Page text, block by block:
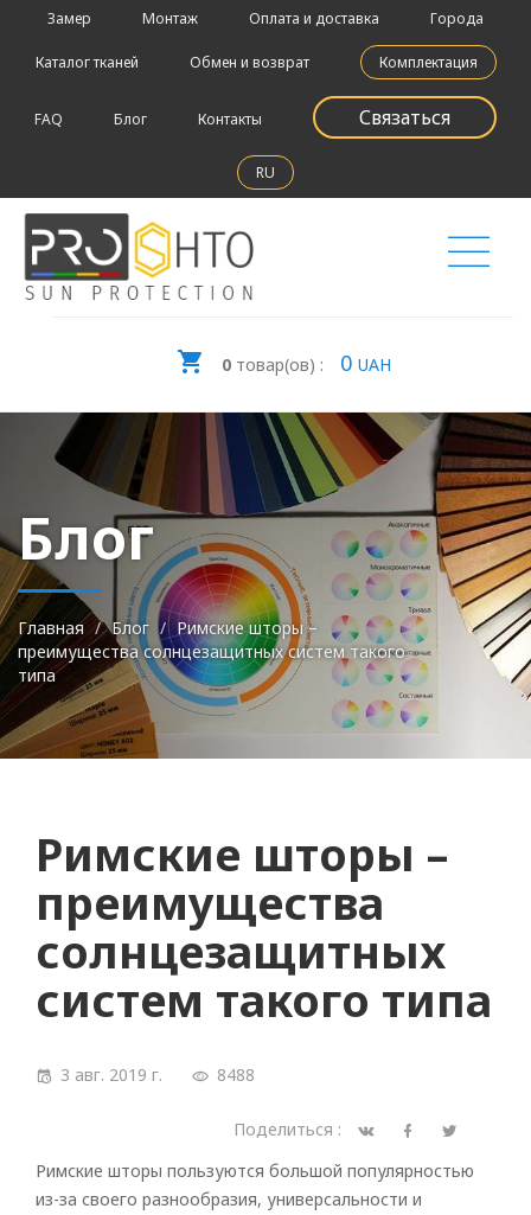
Замер Монтаж Оплата и доставка Города
Каталог тканей Обмен и возврат Комплектация
FAQ Блог Контакты Связаться
RU
0товар(ов) : 0 UAH
Блог
Главная Блог
Римские шторы –
преимущества солнцезащитных систем такого
типа
Римские шторы –
преимущества
солнцезащитных
систем такого типа
3 авг. 2019 г. 8488
Поделиться :
Римские шторы пользуются большой популярностью
из-за своего разнообразия, универсальности и